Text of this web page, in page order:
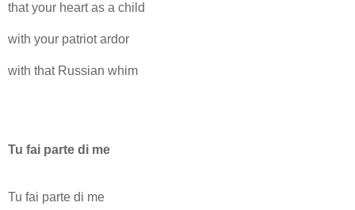
that your heart as a child
with your patriot ardor
with that Russian whim
Tu fai parte di me
Tu fai parte di me